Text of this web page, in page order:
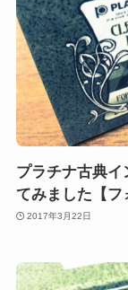
プラチナ古典イ
てみました【
2017年3月22日